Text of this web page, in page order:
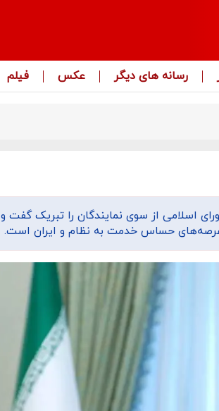
رسانه های دیگر عکس فیلم
اسلامی از سوی نمایندگان را تبریک گفت و
عرصه‌های حساس خدمت به نظام و ایران است.